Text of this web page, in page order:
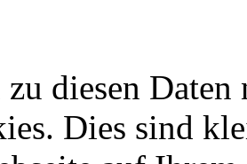
diesen Daten
Dies sind